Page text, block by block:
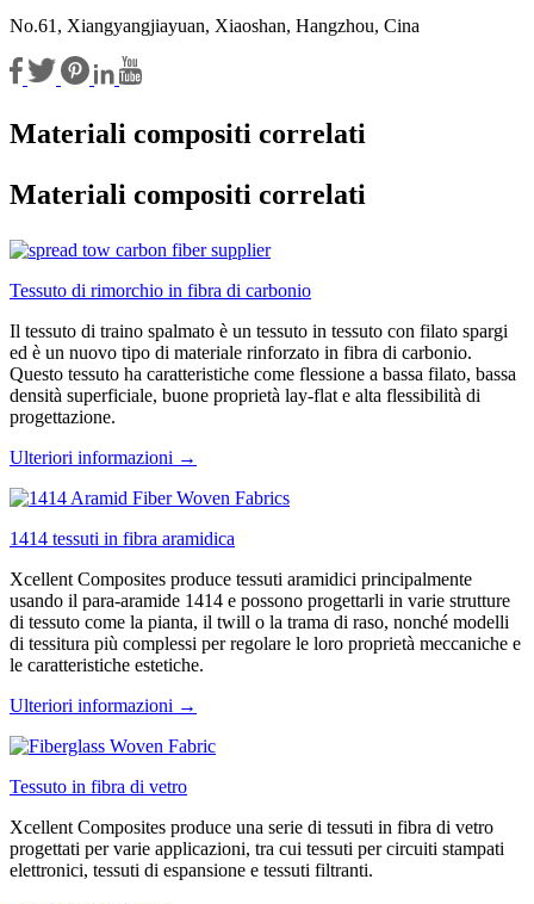
No.61, Xiangyangjiayuan, Xiaoshan, Hangzhou, Cina
Materiali compositi correlati
Materiali compositi correlati
Tessuto di rimorchio in fibra di carbonio
Il tessuto di traino spalmato è un tessuto in tessuto con filato spargi
ed è un nuovo tipo di materiale rinforzato in fibra di carbonio.
Questo tessuto ha caratteristiche come flessione a bassa filato, bassa
densità superficiale, buone proprietà lay-flat e alta flessibilità di
progettazione.
Ulteriori informazioni →
1414 tessuti in fibra aramidica
Xcellent Composites produce tessuti aramidici principalmente
usando il para-aramide 1414 e possono progettarli in varie strutture
di tessuto come la pianta, il twill o la trama di raso, nonché modelli
di tessitura più complessi per regolare le loro proprietà meccaniche e
le caratteristiche estetiche.
Ulteriori informazioni →
Tessuto in fibra di vetro
Xcellent Composites produce una serie di tessuti in fibra di vetro
progettati per varie applicazioni, tra cui tessuti per circuiti stampati
elettronici, tessuti di espansione e tessuti filtranti.